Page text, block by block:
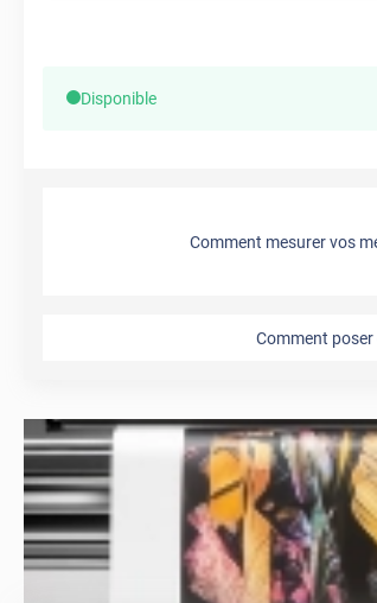
Disponible
Comment mesurer vos
Comment